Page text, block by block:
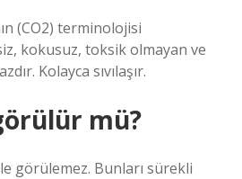
(CO2) terminolojisi
kokusuz, toksik olmayan ve
Kolayca sıvılaşır.
mü?
görülemez. Bunları sürekli